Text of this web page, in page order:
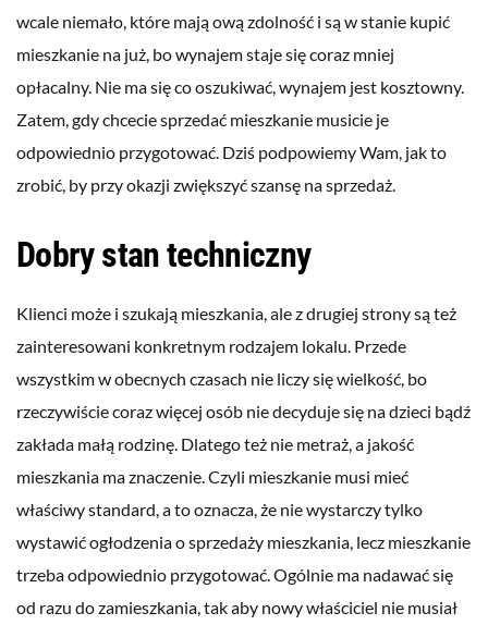
wcale niemało, które mają ową zdolność i są w stanie kupić
mieszkanie na już, bo wynajem staje się coraz mniej
opłacalny. Nie ma się co oszukiwać, wynajem jest kosztowny.
Zatem, gdy chcecie sprzedać mieszkanie musicie je
odpowiednio przygotować. Dziś podpowiemy Wam, jak to
zrobić, by przy okazji zwiększyć szansę na sprzedaż.
Dobry stan techniczny
Klienci może i szukają mieszkania, ale z drugiej strony są też
zainteresowani konkretnym rodzajem lokalu. Przede
wszystkim w obecnych czasach nie liczy się wielkość, bo
rzeczywiście coraz więcej osób nie decyduje się na dzieci bądź
zakłada małą rodzinę. Dlatego też nie metraż, a jakość
mieszkania ma znaczenie. Czyli mieszkanie musi mieć
właściwy standard, a to oznacza, że nie wystarczy tylko
wystawić ogłodzenia o sprzedaży mieszkania, lecz mieszkanie
trzeba odpowiednio przygotować. Ogólnie ma nadawać się
od razu do zamieszkania, tak aby nowy właściciel nie musiał